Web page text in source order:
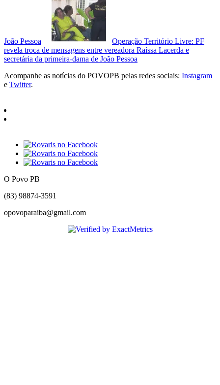
João Pessoa
Operação Território Livre: PF
revela troca de mensagens entre vereadora Raíssa Lacerda e
secretária da primeira-dama de João Pessoa
Acompanhe as notícias do POVOPB pelas redes sociais: Instagram
e Twitter.
O Povo PB
(83) 98874-3591
opovoparaiba@gmail.com